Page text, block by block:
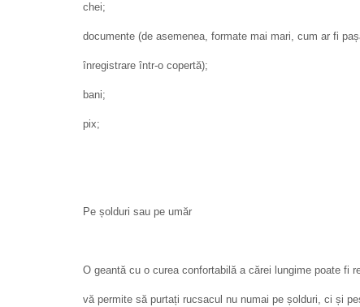
chei;
documente (de asemenea, formate mai mari, cum ar fi
înregistrare într-o copertă);
bani;
pix;
Pe șolduri sau pe umăr
O geantă cu o curea confortabilă a cărei lungime poate fi
vă permite să purtați rucsacul nu numai pe șolduri, ci și